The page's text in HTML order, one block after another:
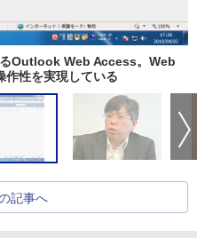
Outlook Web Access。Web
性を実現している
記事へ